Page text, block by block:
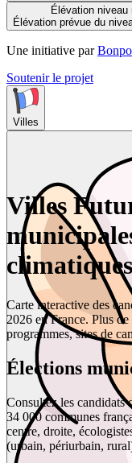
Élévation niveau
Élévation prévue du
Une initiative par
Soutenir le projet
Villes
Villes
climatiques
Carte interactive des
2026 en France. Plus
programmes, sites de
Élections
Consultez les candidats
34 000 communes
centre, droite,
(urbain, périurbain,